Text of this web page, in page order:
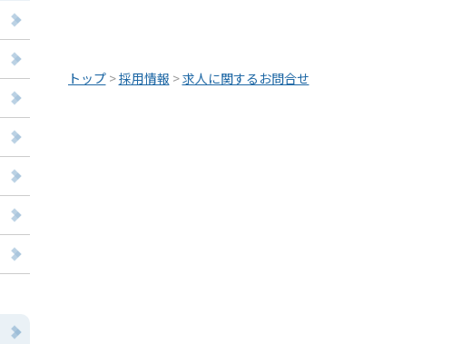
トップ >採用情報 >求人に関するお問合せ